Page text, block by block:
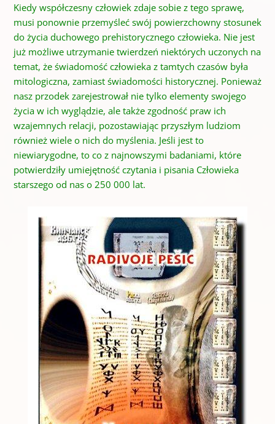
Kiedy współczesny człowiek zdaje sobie z tego sprawę,
musi ponownie przemyśleć swój powierzchowny stosunek
do życia duchowego prehistorycznego człowieka. Nie jest
już możliwe utrzymanie twierdzeń niektórych uczonych na
temat, że świadomość człowieka z tamtych czasów była
mitologiczna, zamiast świadomości historycznej. Ponieważ
nasz przodek zarejestrował nie tylko elementy swojego
życia w ich wyglądzie, ale także zgodność praw ich
wzajemnych relacji, pozostawiając przyszłym ludziom
również wiele o nich do myślenia. Jeśli jest to
niewiarygodne, to co z najnowszymi badaniami, które
potwierdziły umiejętność czytania i pisania Człowieka
starszego od nas o 250 000 lat.